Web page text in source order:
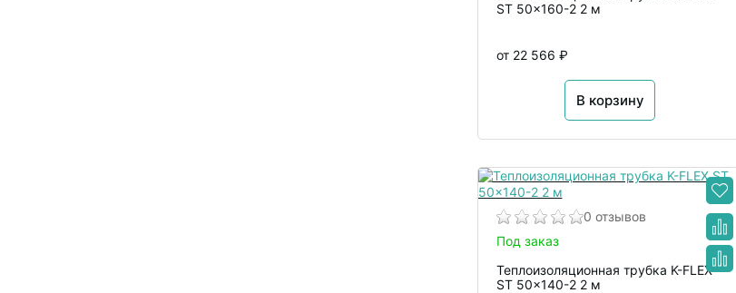
ST 50x160-2 2 м
от 22 566 ₽
В корзину
0 отзывов
Под заказ
Теплоизоляционная трубка K-FLEX
ST 50x140-2 2 м